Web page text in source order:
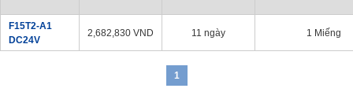
F15T2-A1
DC24V
2,682,830 VND 11 ngày 1 Miếng
1